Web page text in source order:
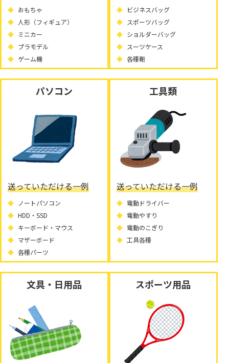
おもちゃ
人形（フィギュア）
ミニカー
プラモデル
ゲーム機
ビジネスバッグ
スポーツバッグ
ショルダーバッグ
スーツケース
各種鞄
パソコン
送っていただける一例
ノートパソコン
HDD・SSD
キーボード・マウス
マザーボード
各種パーツ
工具類
送っていただける一例
電動ドライバー
電動やすり
電動のこぎり
工具各種
文具・日用品 スポーツ用品